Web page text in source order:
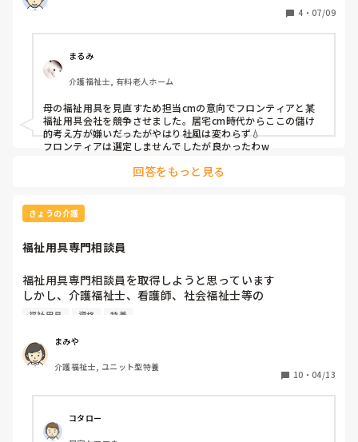
福祉用具貸与事業所界隈ではわりと大きなニュースになって
う見られがちなので、いい迷惑と言いますか…
しかも、コレだけ大きな会社でもこんなことやってるの？と
業界に対する不信感も出ますよね…
ノルマが厳しかったり、営業マン個人では難しいと思うの
で、社風としてある程度当たり前になってたのか…
る話って聞いたりしますか？
4 ・ 07/09
まるみ
介護福祉士, 有料老人ホーム
母の福祉用具を見直すため担当cmの意向でフロンティアと某
福祉用具会社を競争させました。居宅cm時代からここの儲け
的考え方が嫌いだったがやはり社風は変わらず💧
フロンティアは選定しませんでしたが良かったわw
回答をもっと見る
きょうの介護
福祉用具専門相談員
福祉用具専門相談員を取得しようと思っています
しかし、介護福祉士、看護師、社会福祉士等の
資格を得ている方は講習を受けなくても
福祉用具に興味があるので再度学びたいとも
思いましたが、介護福祉士を取得してるのに
福祉用具専門相談員を取得している方に質問です
福祉用具専門相談員を取得して役立った
福祉用具 資格 特養
まみや
介護福祉士, ユニット型特養
10 ・ 04/13
コタロー